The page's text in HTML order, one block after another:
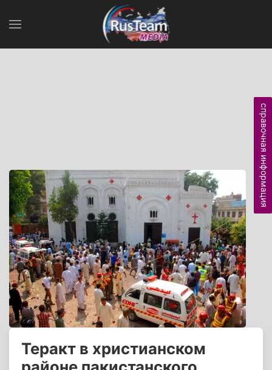
Теракт в христианском
справочная информация